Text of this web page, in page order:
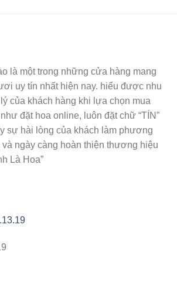
là một trong những cửa hàng mang
uy tín nhất hiện nay. hiểu được nhu
của khách hàng khi lựa chọn mua
đặt hoa online, luôn đặt chữ “TÍN”
sự hài lòng của khách làm phương
và ngày càng hoàn thiện thương hiệu
Là Hoa”